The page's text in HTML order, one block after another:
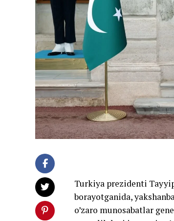
Turkiya prezidenti
borayotganida,
o’zaro munosabatlar